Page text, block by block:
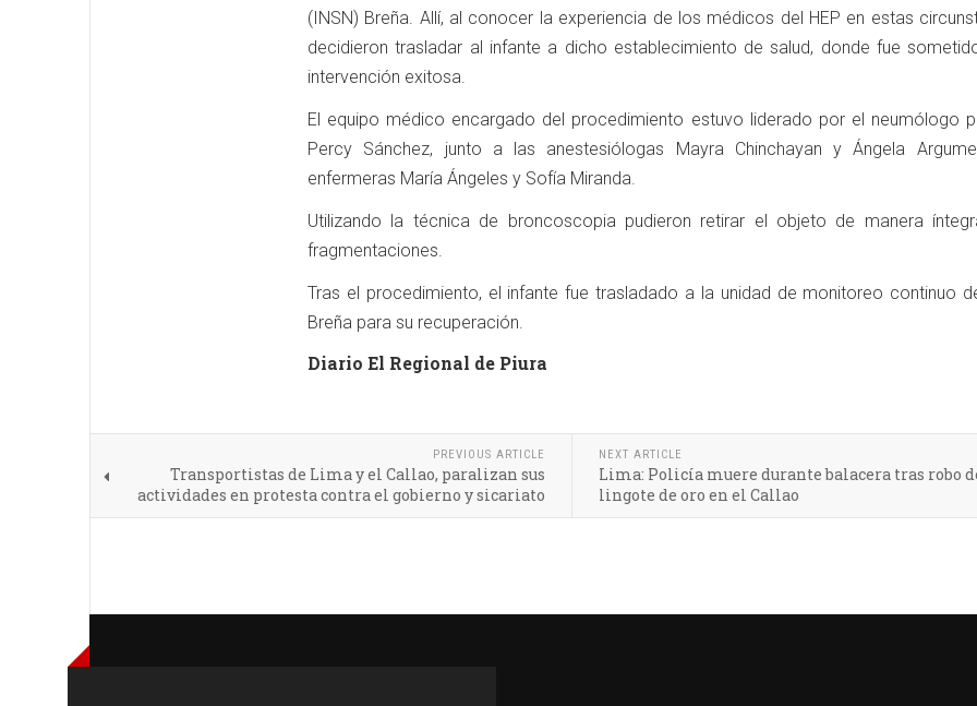
(INSN) Breña. Allí, al conocer la experiencia de los médicos del HEP en estas
decidieron trasladar al infante a dicho establecimiento de salud, donde fue
intervención exitosa.
El equipo médico encargado del procedimiento estuvo liderado por el neumólogo
Percy Sánchez, junto a las anestesiólogas Mayra Chinchayan y Ángela
enfermeras María Ángeles y Sofía Miranda.
Utilizando la técnica de broncoscopia pudieron retirar el objeto de manera
fragmentaciones.
Tras el procedimiento, el infante fue trasladado a la unidad de monitoreo continuo
Breña para su recuperación.
Diario El Regional de Piura
PREVIOUS ARTICLE
Transportistas de Lima y el Callao, paralizan sus
actividades en protesta contra el gobierno y sicariato
NEXT ARTICLE
Lima: Policía muere durante balacera tras robo
lingote de oro en el Callao